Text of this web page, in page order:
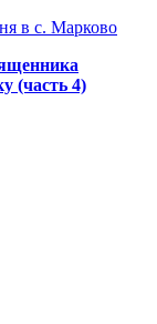
в с. Марково
(часть 4)